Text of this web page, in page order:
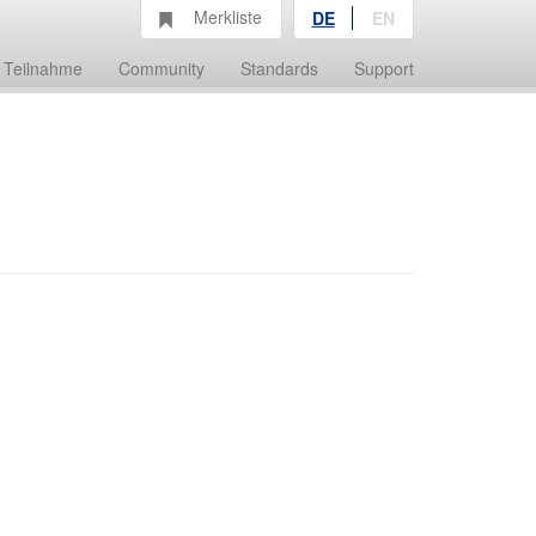
Teilnahme Community Standards Support
Merkliste DE EN